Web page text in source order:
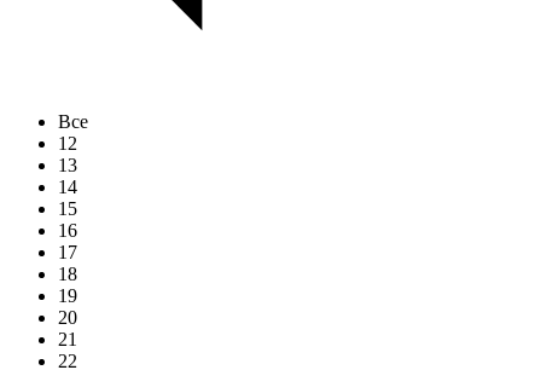
Все
12
13
14
15
16
17
18
19
20
21
22